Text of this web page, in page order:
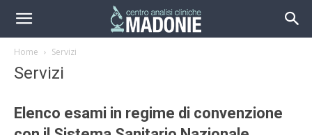
Home Servizi
Servizi
Elenco esami in regime di convenzione